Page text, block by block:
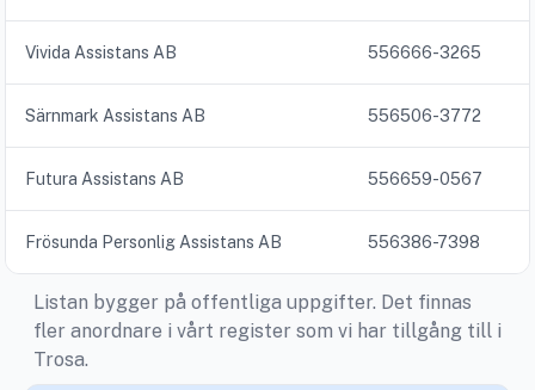
Vivida Assistans AB 556666-3265
Särnmark Assistans AB 556506-3772
Futura Assistans AB 556659-0567
Frösunda Personlig Assistans AB 556386-7398
Listan bygger på offentliga uppgifter. Det finnas
fler anordnare i vårt register som vi har tillgång till i
Trosa.